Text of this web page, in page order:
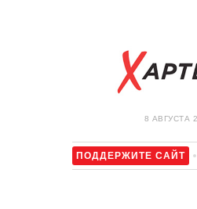
8 АВГУСТА
ПОДДЕРЖИТЕ САЙТ